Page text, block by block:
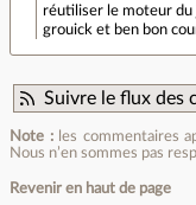
réutiliser le moteur du
grouick et ben bon
Suivre le flux des
Note :les commentaires
Nous n’en sommes pas
Revenir en haut de page